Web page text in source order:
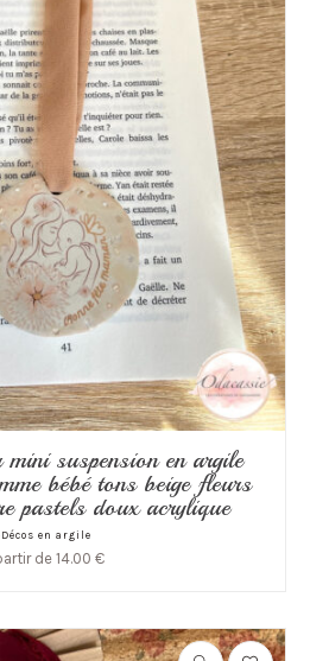
suspension en argile
bébé tons beige fleurs
pastels doux acrylique
en argile
de 14.00 €